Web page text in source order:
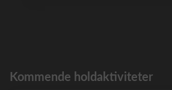
Kommende holdaktiviteter